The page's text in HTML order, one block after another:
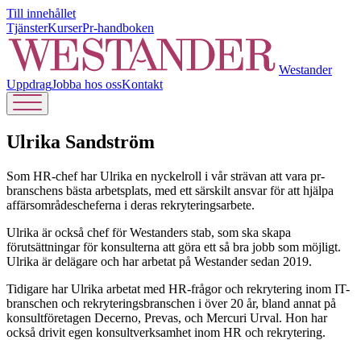
Till innehållet
TjänsterKurserPr-handboken
Westander
UppdragJobba hos ossKontakt
Ulrika Sandström
Som HR-chef har Ulrika en nyckelroll i vår strävan att vara pr-
branschens bästa arbetsplats, med ett särskilt ansvar för att hjälpa
affärsområdescheferna i deras rekryteringsarbete.
Ulrika är också chef för Westanders stab, som ska skapa
förutsättningar för konsulterna att göra ett så bra jobb som möjligt.
Ulrika är delägare och har arbetat på Westander sedan 2019.
Tidigare har Ulrika arbetat med HR-frågor och rekrytering inom IT-
branschen och rekryteringsbranschen i över 20 år, bland annat på
konsultföretagen Decerno, Prevas, och Mercuri Urval. Hon har
också drivit egen konsultverksamhet inom HR och rekrytering.